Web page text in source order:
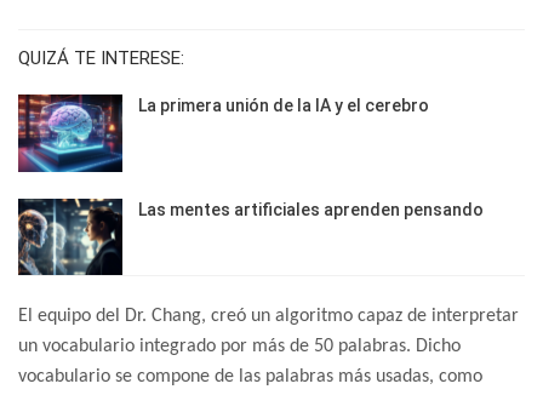
QUIZÁ TE INTERESE:
La primera unión de la IA y el cerebro
Las mentes artificiales aprenden pensando
El equipo del Dr. Chang, creó un algoritmo capaz de interpretar
un vocabulario integrado por más de 50 palabras. Dicho
vocabulario se compone de las palabras más usadas, como